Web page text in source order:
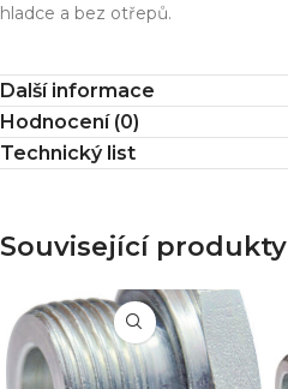
hladce a bez otřepů.
Další informace
Hodnocení (0)
Technický list
Související produkty